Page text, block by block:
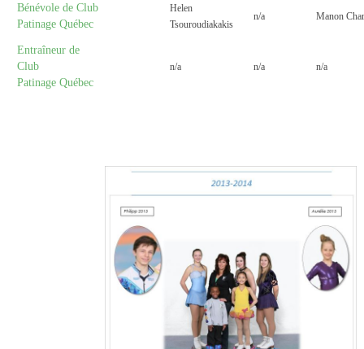
Bénévole de Club
Patinage Québec
Helen
Tsouroudiakakis
n/a Manon
Entraîneur de
Club
Patinage Québec
n/a n/a n/a